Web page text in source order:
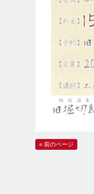
« 前のページ